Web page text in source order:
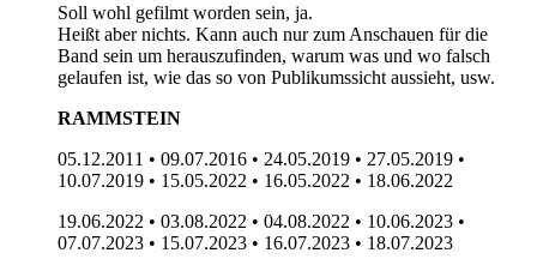
Soll wohl gefilmt worden sein, ja.
Heißt aber nichts. Kann auch nur zum Anschauen für die
Band sein um herauszufinden, warum was und wo falsch
gelaufen ist, wie das so von Publikumssicht aussieht, usw.
RAMMSTEIN
05.12.2011 • 09.07.2016 • 24.05.2019 • 27.05.2019 •
10.07.2019 • 15.05.2022 • 16.05.2022 • 18.06.2022
19.06.2022 • 03.08.2022 • 04.08.2022 • 10.06.2023 •
07.07.2023 • 15.07.2023 • 16.07.2023 • 18.07.2023